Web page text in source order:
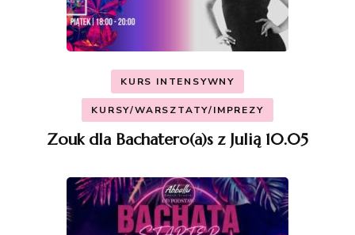
KURS INTENSYWNY
KURSY/WARSZTATY/IMPREZY
Zouk dla Bachatero(a)s z Julią 10.05